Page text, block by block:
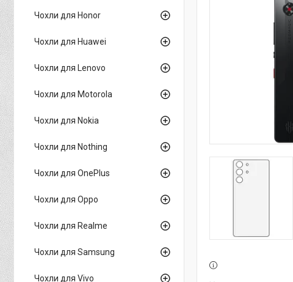
Чохли для Honor
Чохли для Huawei
Чохли для Lenovo
Чохли для Motorola
Чохли для Nokia
Чохли для Nothing
Чохли для OnePlus
Чохли для Oppo
Чохли для Realme
Чохли для Samsung
Чохли для Vivo